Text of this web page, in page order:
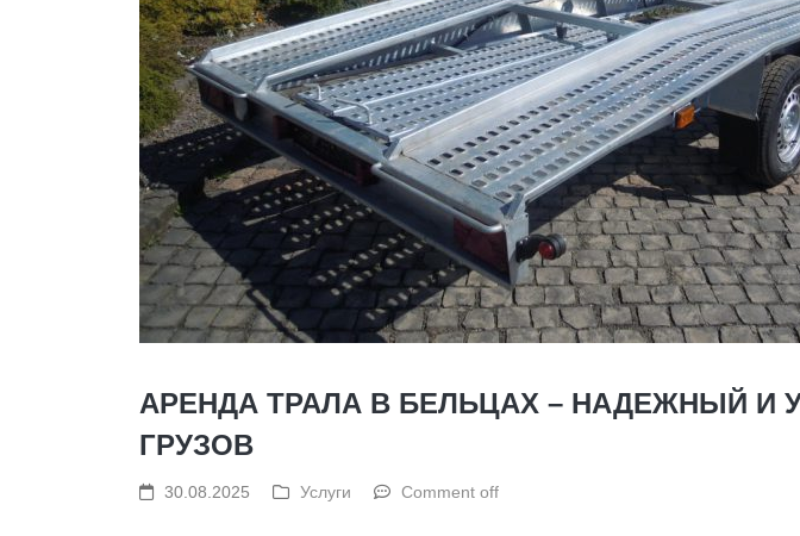
АРЕНДА ТРАЛА В БЕЛЬЦАХ – НАДЕЖНЫЙ И
ГРУЗОВ
30.08.2025 Услуги Comment off